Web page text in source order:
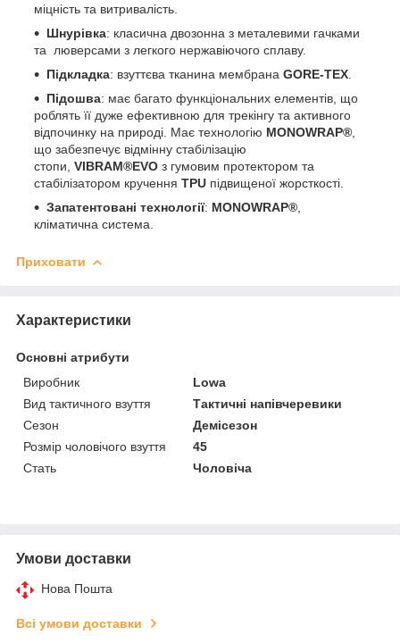
міцність та витривалість.
Шнурівка: класична двозонна з металевими гачками
та люверсами з легкого нержавіючого сплаву.
Підкладка: взуттєва тканина мембрана GORE-TEX
Підошва: має багато функціональних елементів, що
роблять її дуже ефективною для трекінгу та активного
відпочинку на природі. Має технологію MONOWRAP®
що забезпечує відмінну стабілізацію
стопи, VIBRAM®EVO з гумовим протектором та
стабілізатором кручення TPU підвищеної жорсткості.
Запатентовані технології: MONOWRAP®
кліматична система.
Приховати
Характеристики
Основні атрибути
Виробник
Lowa
Вид тактичного взуття
Тактичні напівчеревики
Сезон
Демісезон
Розмір чоловічого взуття
45
Стать
Чоловіча
Умови доставки
Нова Пошта
Всі умови доставки